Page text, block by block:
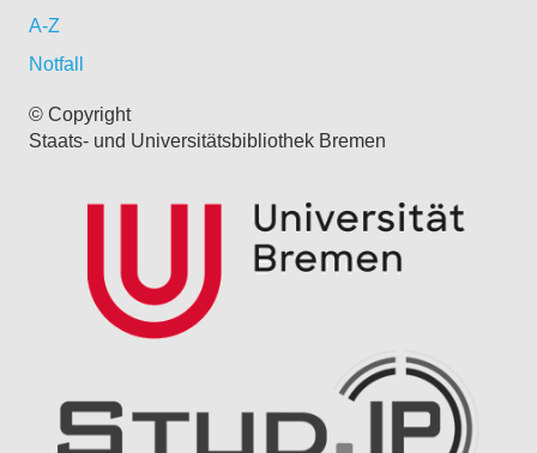
A-Z
Notfall
© Copyright
Staats- und Universitätsbibliothek Bremen